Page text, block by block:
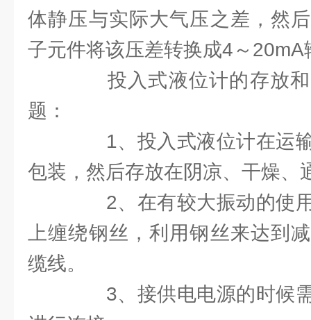
体静压与实际大气压之差，然
子元件将该压差转换成4～20mA
投入式液位计的存放和
题：
1、投入式液位计在运输
包装，然后存放在阴凉、干燥、
2、在有较大振动的使用
上缠绕钢丝，利用钢丝来达到
缆线。
3、接供电电源的时候需